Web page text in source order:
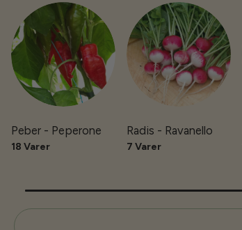
Peber - Peperone
18 Varer
Radis - Ravanello
7 Varer